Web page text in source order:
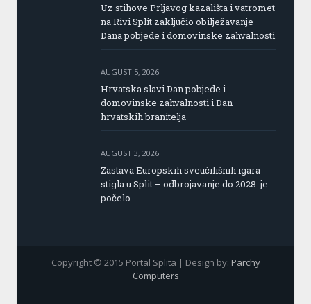
Uz stihove Prljavog kazališta i vatromet
na Rivi Split zaključio obilježavanje
Dana pobjede i domovinske zahvalnosti
AUGUST 5, 2026
Hrvatska slavi Dan pobjede i
domovinske zahvalnosti i Dan
hrvatskih branitelja
AUGUST 3, 2026
Zastava Europskih sveučilišnih igara
stigla u Split – odbrojavanje do 2028. je
počelo
Copyright © 2015 Portal Splita | Design by: Parchy
Computers